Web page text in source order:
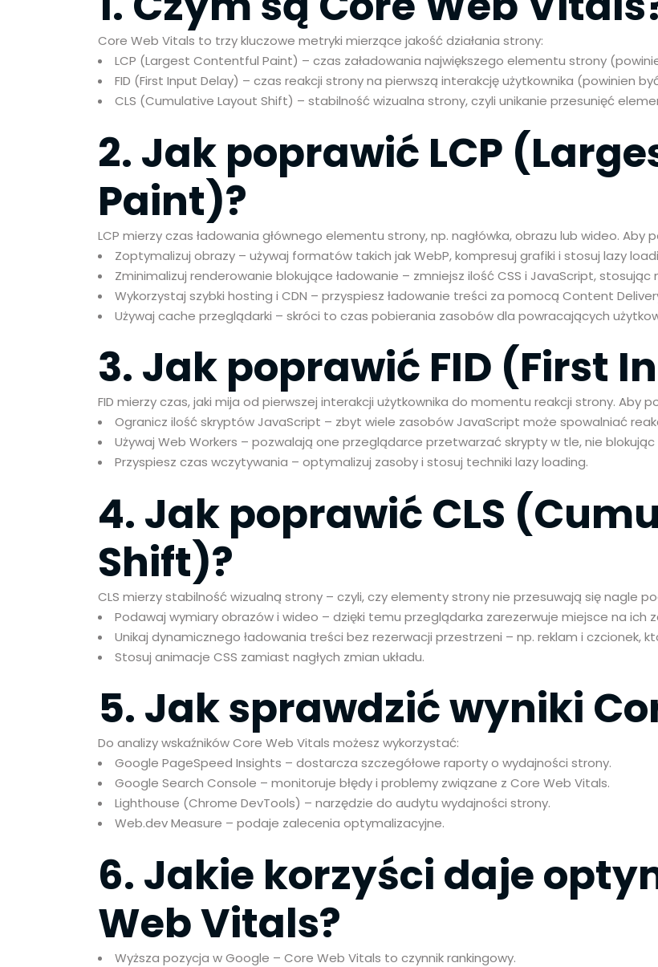
Core Web Vitals to trzy kluczowe metryki mierzące jakość działania strony:
LCP (Largest Contentful Paint) – czas załadowania największego elementu strony
FID (First Input Delay) – czas reakcji strony na pierwszą interakcję użytkownika (powinien
CLS (Cumulative Layout Shift) – stabilność wizualna strony, czyli unikanie przesunięć
2. Jak poprawić LCP
Paint)?
LCP mierzy czas ładowania głównego elementu strony, np. nagłówka, obrazu lub wideo. Aby
Zoptymalizuj obrazy – używaj formatów takich jak WebP, kompresuj grafiki i stosuj lazy
Zminimalizuj renderowanie blokujące ładowanie – zmniejsz ilość CSS i JavaScript,
Wykorzystaj szybki hosting i CDN – przyspiesz ładowanie treści za pomocą Content
Używaj cache przeglądarki – skróci to czas pobierania zasobów dla powracających
3. Jak poprawić FID (First
FID mierzy czas, jaki mija od pierwszej interakcji użytkownika do momentu reakcji strony. Aby
Ogranicz ilość skryptów JavaScript – zbyt wiele zasobów JavaScript może spowalniać
Używaj Web Workers – pozwalają one przeglądarce przetwarzać skrypty w tle, nie blokując
Przyspiesz czas wczytywania – optymalizuj zasoby i stosuj techniki lazy loading.
4. Jak poprawić CLS
Shift)?
CLS mierzy stabilność wizualną strony – czyli, czy elementy strony nie przesuwają się nagle
Podawaj wymiary obrazów i wideo – dzięki temu przeglądarka zarezerwuje miejsce na ich
Unikaj dynamicznego ładowania treści bez rezerwacji przestrzeni – np. reklam i czcionek,
Stosuj animacje CSS zamiast nagłych zmian układu.
5. Jak sprawdzić wyniki
Do analizy wskaźników Core Web Vitals możesz wykorzystać:
Google PageSpeed Insights – dostarcza szczegółowe raporty o wydajności strony.
Google Search Console – monitoruje błędy i problemy związane z Core Web Vitals.
Lighthouse (Chrome DevTools) – narzędzie do audytu wydajności strony.
Web.dev Measure – podaje zalecenia optymalizacyjne.
6. Jakie korzyści daje
Web Vitals?
Wyższa pozycja w Google – Core Web Vitals to czynnik rankingowy.